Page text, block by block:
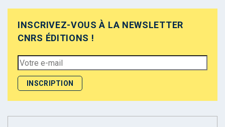
INSCRIVEZ-VOUS À LA NEWSLETTER
CNRS ÉDITIONS !